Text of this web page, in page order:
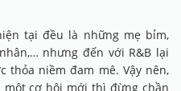
tại đều là những mẹ bỉm,
nhưng đến với R&B lại
thỏa niềm đam mê. Vậy nên,
cơ hội mới thì đừng chần